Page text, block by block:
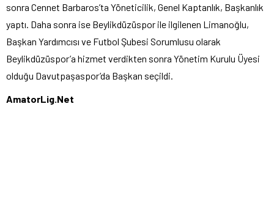
sonra Cennet Barbaros’ta Yöneticilik, Genel Kaptanlık, Başkanlık
yaptı. Daha sonra ise Beylikdüzüspor ile ilgilenen Limanoğlu,
Başkan Yardımcısı ve Futbol Şubesi Sorumlusu olarak
Beylikdüzüspor’a hizmet verdikten sonra Yönetim Kurulu Üyesi
olduğu Davutpaşaspor’da Başkan seçildi.
AmatorLig.Net